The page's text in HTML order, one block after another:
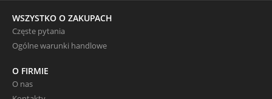
WSZYSTKO O ZAKUPACH
Częste pytania
Ogólne warunki handlowe
O FIRMIE
O nas